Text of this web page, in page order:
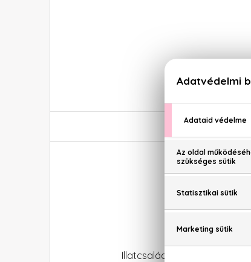
Illatcsalád: Aromás-fougere